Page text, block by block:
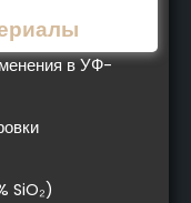
в УФ-
SiO₂)